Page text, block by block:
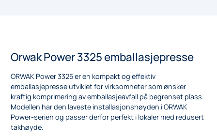
Orwak Power 3325 emballasjepresse
ORWAK Power 3325 er en kompakt og effektiv
emballasjepresse utviklet for virksomheter som ønsker
kraftig komprimering av emballasjeavfall på begrenset plass.
Modellen har den laveste installasjonshøyden i ORWAK
Power-serien og passer derfor perfekt i lokaler med redusert
takhøyde.